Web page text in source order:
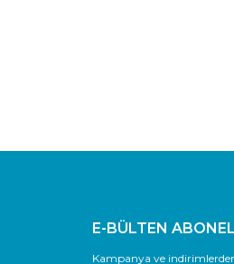
E-BÜLTEN
Kampanya ve